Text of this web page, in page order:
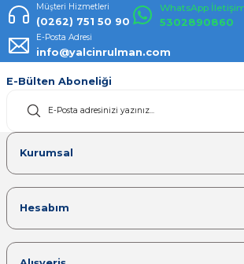
Müşteri Hizmetleri
(0262) 751 50 90
WhatsApp
5302890860
E-Posta Adresi
info@yalcinrulman.com
E-Bülten Aboneliği
Kurumsal
Hesabım